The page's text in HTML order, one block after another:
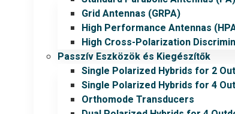
Grid Antennas (GRPA)
High Performance Antennas
High Cross-Polarization
Passzív Eszközök és Kiegészítők
Single Polarized Hybrids for 2
Single Polarized Hybrids for 4
Orthomode Transducers